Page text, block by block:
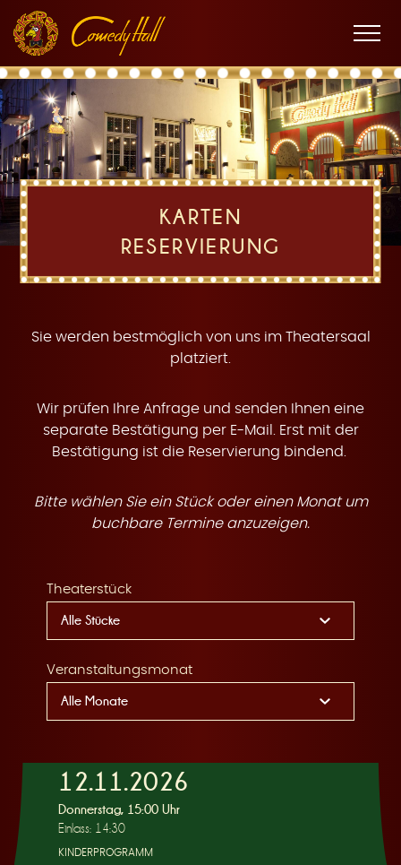
Hauptnavigation
Inhalt
Fußnavigation
K
a
r
e
R
Menü
KARTEN
RESERVIERUNG
Sie werden bestmöglich von uns im Theatersaal
platziert.
Wir prüfen Ihre Anfrage und senden Ihnen eine
separate Bestätigung per E-Mail. Erst mit der
Bestätigung ist die Reservierung bindend.
Bitte wählen Sie ein Stück oder einen Monat um
buchbare Termine anzuzeigen.
Theaterstück
Veranstaltungsmonat
12.11.2026
Donnerstag, 15:00 Uhr
Einlass: 14:30
KINDERPROGRAMM